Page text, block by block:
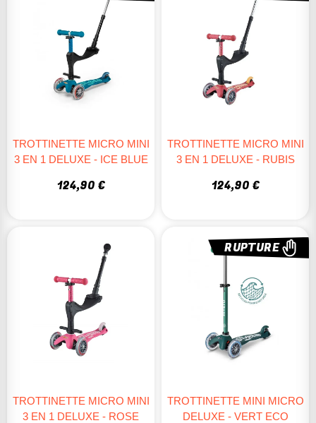
TROTTINETTE MICRO MINI
3 EN 1 DELUXE - ICE BLUE
124,90 €
TROTTINETTE MICRO MINI
3 EN 1 DELUXE - RUBIS
124,90 €
TROTTINETTE MICRO MINI
3 EN 1 DELUXE - ROSE
RUPTURE
TROTTINETTE MINI MICRO
DELUXE - VERT ECO